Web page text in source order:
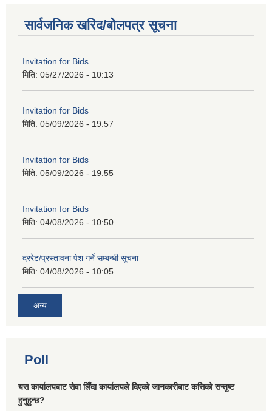
सार्वजनिक खरिद/बोलपत्र सूचना
Invitation for Bids
मिति: 05/27/2026 - 10:13
Invitation for Bids
मिति: 05/09/2026 - 19:57
Invitation for Bids
मिति: 05/09/2026 - 19:55
Invitation for Bids
मिति: 04/08/2026 - 10:50
दररेट/प्रस्तावना पेश गर्ने सम्बन्धी सूचना
मिति: 04/08/2026 - 10:05
अन्य
Poll
यस कार्यालयबाट सेवा लिँदा कार्यालयले दिएको जानकारीबाट कत्तिको सन्तुष्ट
हुनुहुन्छ?